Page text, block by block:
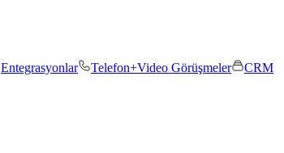
Entegrasyonlar Telefon+Video Görüşmeler
CRM